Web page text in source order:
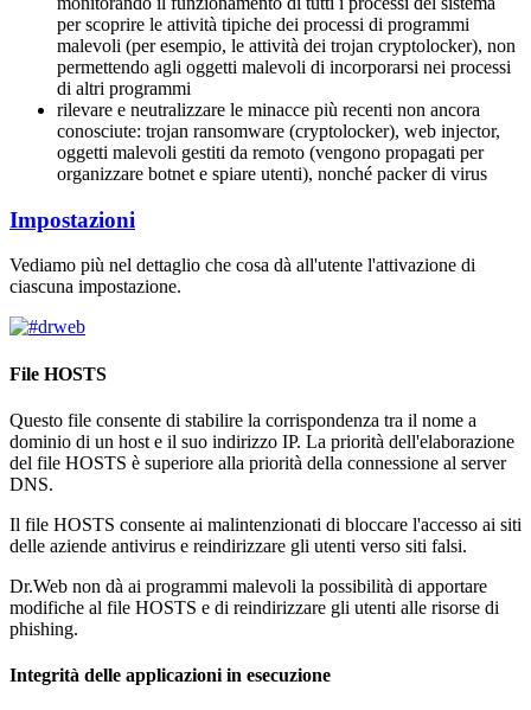
per scoprire le attività tipiche dei processi di programmi
malevoli (per esempio, le attività dei trojan cryptolocker), non
permettendo agli oggetti malevoli di incorporarsi nei processi
di altri programmi
rilevare e neutralizzare le minacce più recenti non ancora
conosciute: trojan ransomware (cryptolocker), web injector,
oggetti malevoli gestiti da remoto (vengono propagati per
organizzare botnet e spiare utenti), nonché packer di virus
Impostazioni
Vediamo più nel dettaglio che cosa dà all'utente l'attivazione di
ciascuna impostazione.
File HOSTS
Questo file consente di stabilire la corrispondenza tra il nome a
dominio di un host e il suo indirizzo IP. La priorità dell'elaborazione
del file HOSTS è superiore alla priorità della connessione al server
DNS.
Il file HOSTS consente ai malintenzionati di bloccare l'accesso ai siti
delle aziende antivirus e reindirizzare gli utenti verso siti falsi.
Dr.Web non dà ai programmi malevoli la possibilità di apportare
modifiche al file HOSTS e di reindirizzare gli utenti alle risorse di
phishing.
Integrità delle applicazioni in esecuzione